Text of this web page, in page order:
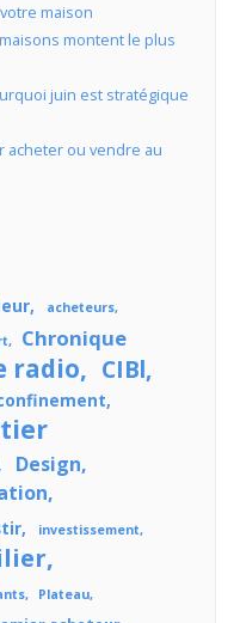
maison
montent le plus
juin est stratégique
acheter ou vendre au
acheteurs
Chronique
radio CIBl
Design
investissement
Plateau